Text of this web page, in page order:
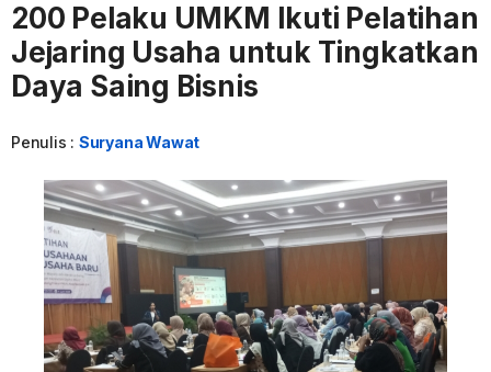
200 Pelaku UMKM Ikuti Pelatihan
Jejaring Usaha untuk Tingkatkan
Daya Saing Bisnis
Penulis : Suryana Wawat